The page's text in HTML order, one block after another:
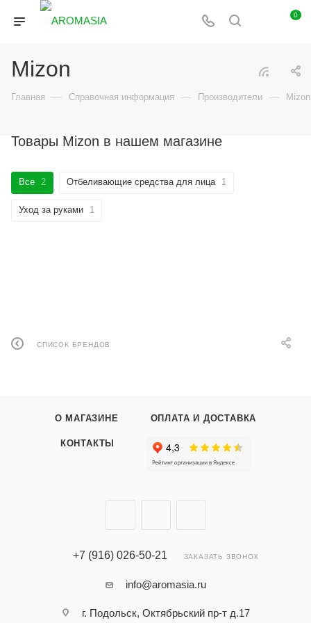
0
Mizon
Главная — Справочная информация — Производители — Mizon
Товары Mizon в нашем магазине
Все 2 Отбеливающие средства для лица 1
Уход за руками 1
СПИСОК БРЕНДОВ
О МАГАЗИНЕ ОПЛАТА И ДОСТАВКА
КОНТАКТЫ
+7 (916) 026-50-21 ЗАКАЗАТЬ ЗВОНОК
info@aromasia.ru
г. Подольск, Октябрьский пр-т д.17